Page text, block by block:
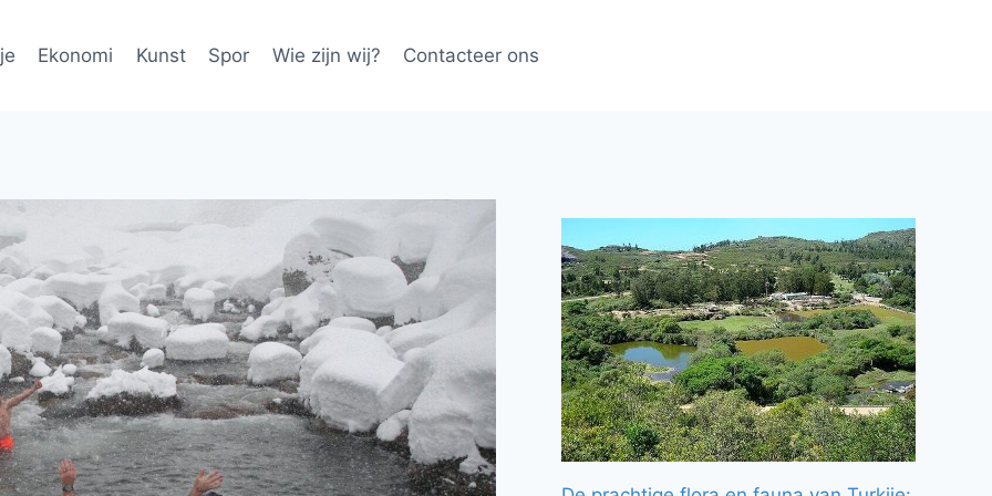
Ekonomi Kunst Spor Wie zijn wij? Contacteer ons